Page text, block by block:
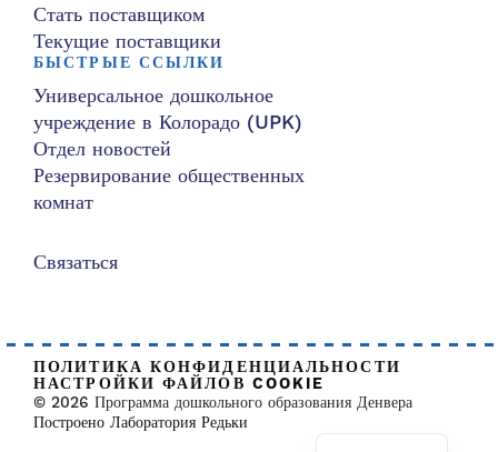
Стать поставщиком
Текущие поставщики
БЫСТРЫЕ ССЫЛКИ
Универсальное дошкольное
учреждение в Колорадо (UPK)
Отдел новостей
Резервирование общественных
комнат
Связаться
ПОЛИТИКА КОНФИДЕНЦИАЛЬНОСТИ
НАСТРОЙКИ ФАЙЛОВ COOKIE
© 2026 Программа дошкольного образования Денвера
Построено Лаборатория Редьки